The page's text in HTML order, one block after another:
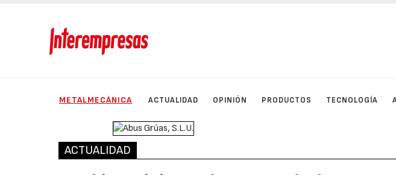
METALMECÁNICA ACTUALIDAD OPINIÓN PRODUCTOS TECNOLOGÍA
ACTUALIDAD